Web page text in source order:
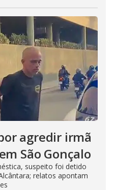
agredir irmã
São Gonçalo
suspeito foi detido
relatos apontam